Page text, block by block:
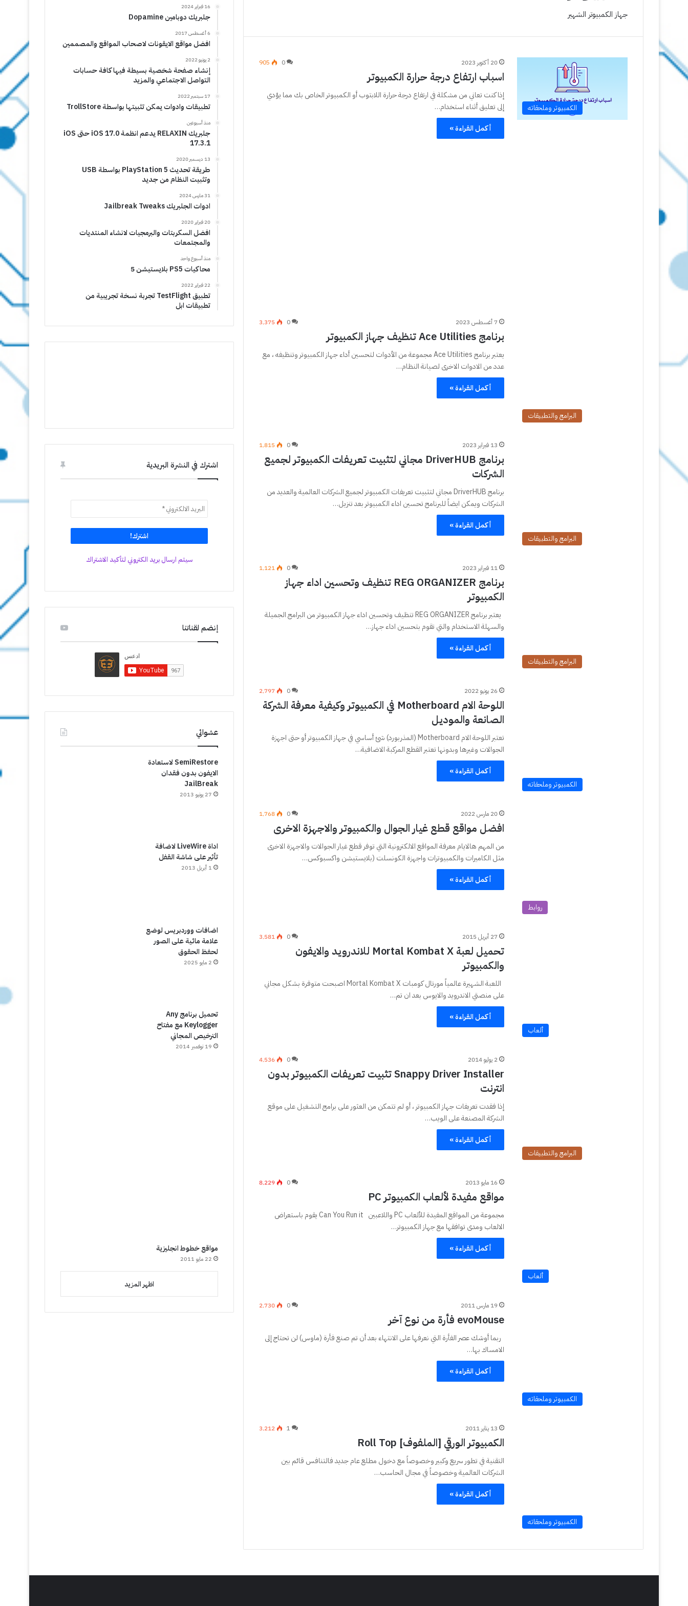
جهاز الكمبيوتر الشهير
الكمبيوتر وملحقاته
20 أكتوبر 2023 0
905
اسباب ارتفاع درجة حرارة الكمبيوتر
إذا كنت تعاني من مشكلة في ارتفاع درجة حرارة اللابتوب أو الكمبيوتر الخاص بك مما يؤدي
إلى تعليق أثناء استخدام…
أكمل القراءة »
البرامج والتطبيقات
7 أغسطس 2023 0 3٬375
برنامج Ace Utilities تنظيف جهاز الكمبيوتر
يعتبر برنامج Ace Utilities مجموعة من الأدوات لتحسين أداء جهاز الكمبيوتر وتنظيفه ، مع
عدد من الادوات الاخرى لصيانة النظام…
أكمل القراءة »
البرامج والتطبيقات
13 فبراير 2023 0 1٬815
برنامج DriverHUB مجاني لتثبيت تعريفات الكمبيوتر لجميع
الشركات
برنامج DriverHUB مجاني لتثبيت تعريفات الكمبيوتر لجميع الشركات العالمية والعديد من
الشركات ويمكن ايضاً للبرنامج تحسين اداء الكمبيوتر بعد تنزيل…
أكمل القراءة »
البرامج والتطبيقات
11 فبراير 2023 0 1٬121
برنامج REG ORGANIZER تنظيف وتحسين اداء جهاز
الكمبيوتر
يعتبر برنامج REG ORGANIZER تنظيف وتحسين اداء جهاز الكمبيوتر من البرامج الجميلة
والسهلة الاستخدام والتي تقوم بتحسين اداء جهاز…
أكمل القراءة »
الكمبيوتر وملحقاته
26 يونيو 2022 0 2٬797
اللوحة الام Motherboard في الكمبيوتر وكيفية معرفة الشركة
الصانعة والموديل
تعتبر اللوحة الام Motherboard (المذربورد) شئ أساسي في جهاز الكمبيوتر أو حتى اجهزة
الجوالات وغيرها وبدونها تعتبر القطع المركبة الاضافية…
أكمل القراءة »
روابط
20 مارس 2022 0 1٬768
افضل مواقع قطع غيار الجوال والكمبيوتر والاجهزة الاخرى
من المهم هالايام معرفة المواقع الالكترونية التي توفر قطع غيار الجوالات والاجهزة الاخرى
مثل الكاميرات والكمبيوترات واجهزة الكونسلت (بلايستيشن واكسبوكس…
أكمل القراءة »
ألعاب
27 أبريل 2015 0 3٬581
تحميل لعبة Mortal Kombat X للاندرويد والايفون
والكمبيوتر
اللعبة الشهيرة عالمياً مورتال كومبات Mortal Kombat X اصبحت متوفرة بشكل مجاني
على منصتي الاندرويد والايوس بعد ان تم…
أكمل القراءة »
البرامج والتطبيقات
2 يوليو 2014 0 4٬536
Snappy Driver Installer تثبيت تعريفات الكمبيوتر بدون
انترنت
إذا فقدت تعريفات جهاز الكمبيوتر ، أو لم تتمكن من العثور على برامج التشغيل على موقع
الشركة المصنعة على الويب…
أكمل القراءة »
ألعاب
16 مايو 2013 0 8٬229
مواقع مفيدة لألعاب الكمبيوتر PC
مجموعة من المواقع المفيدة للألعاب PC واللاعبين Can You Run it يقوم باستعراض
الالعاب ومدى توافقها مع جهاز الكمبيوتر…
أكمل القراءة »
الكمبيوتر وملحقاته
19 مارس 2011 0 2٬730
evoMouse فأرة من نوع آخر
ربما أوشك عصر الفأرة التي نعرفها على الانتهاء بعد أن تم صنع فأرة (ماوس) لن تحتاج إلى
الامساك بها…
أكمل القراءة »
الكمبيوتر وملحقاته
13 يناير 2011 1 3٬212
الكمبيوتر الورقي [الملفوف] Roll Top
التقنية في تطور سريع وكبير وخصوصاً مع دخول مطلع عام جديد فالتنافس قائم بين
الشركات العالمية وخصوصاً في مجال الحاسب…
أكمل القراءة »
16 فبراير 2024
جلبريك دوبامين Dopamine
6 أغسطس 2017
افضل مواقع الايقونات لاصحاب المواقع والمصممين
2 يونيو 2022
إنشاء صفحة شخصية بسيطة فيها كافة حسابات
التواصل الاجتماعي والمزيد
17 سبتمبر 2022
تطبيقات وادوات يمكن تثبيتها بواسطة TrollStore
منذ أسبوعين
جلبريك RELAXIN يدعم انظمة iOS 17.0 حتى iOS
17.3.1
13 ديسمبر 2020
طريقة تحديث PlayStation 5 بواسطة USB
وتثبيت النظام من جديد
31 مارس 2024
ادوات الجلبريك Jailbreak Tweaks
20 فبراير 2020
افضل السكربتات والبرمجيات لانشاء المنتديات
والمجتمعات
منذ أسبوع واحد
محاكيات PS5 بلايستيشن 5
22 فبراير 2022
تطبيق TestFlight تجربة نسخة تجريبية من
تطبيقات ابل
اشترك في النشرة البريدية
سيتم ارسال بريد الكتروني لتأكيد الاشتراك
إنضم لقناتنا
عشوائي
SemiRestore لاستعادة
الايفون بدون فقدان
JailBreak
27 يونيو 2013
اداة LiveWire لاضافة
تأثير على شاشة القفل
1 أبريل 2013
اضافات ووردبريس لوضع
علامة مائية على الصور
لحفظ الحقوق
2 مايو 2025
تحميل برنامج Any
Keylogger مع مفتاح
الترخيص المجاني
19 نوفمبر 2014
مواقع خطوط انجليزية
22 مايو 2011
اظهر المزيد